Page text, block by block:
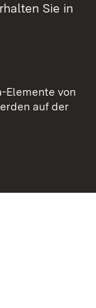
Sie in
Elemente von
auf der